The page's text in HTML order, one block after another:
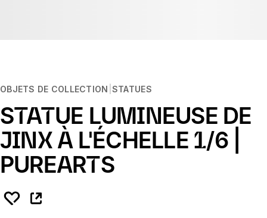
OBJETS DE COLLECTION STATUES
STATUE LUMINEUSE DE
JINX À L'ÉCHELLE 1/6 |
PUREARTS